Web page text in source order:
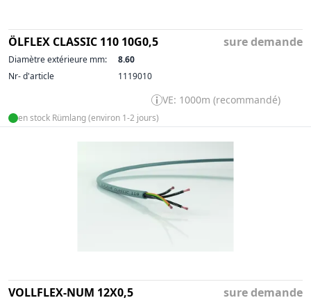
ÖLFLEX CLASSIC 110 10G0,5 sure demande
Diamètre extérieure mm:
8.60
Nr- d'article
1119010
VE: 1000m (recommandé)
en stock Rümlang (environ 1-2 jours)
VOLLFLEX-NUM 12X0,5
sure demande